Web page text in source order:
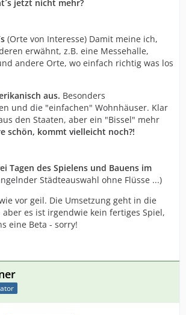
jetzt nicht mehr?
(Orte von Interesse) Damit meine ich,
erwähnt, z.B. eine Messehalle,
andere Orte, wo einfach richtig was los
aus. Besonders
und die "einfachen" Wohnhäuser. Klar
den Staaten, aber ein "Bissel" mehr
schön, kommt vielleicht noch?!
Tagen des Spielens und Bauens im
Städteauswahl ohne Flüsse ...)
vor geil. Die Umsetzung geht in die
es ist irgendwie kein fertiges Spiel,
eine Beta - sorry!